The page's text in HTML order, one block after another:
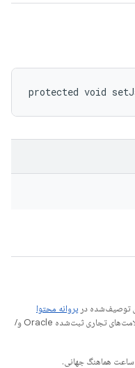
protected void
توصیف‌شده در پروانه محتوا
هستند. جاوا و OpenJDK علامت‌های تجاری یا علامت‌های تجاری ثبت‌شده Oracle و/